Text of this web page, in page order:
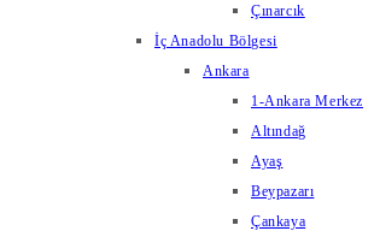
Çınarcık
İç Anadolu Bölgesi
Ankara
1-Ankara Merkez
Altındağ
Ayaş
Beypazarı
Çankaya